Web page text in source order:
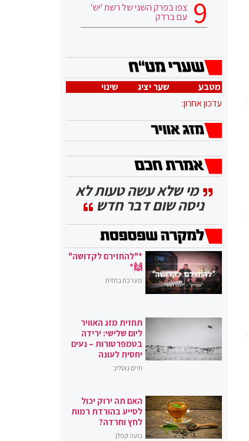
צפו בפרק השני של רשת 'יש'
עם ברדק
מטבע שער יציג
שינוי
עדכון אחרון:
מי שלא עשה טעות לא
ניסה שום דבר חדש
*"להחזירם לקדושה"
🙌*
מערכת בחזית
תחזית מזג האוויר
ליום שלישי: ירידה
בטמפרטורות – נעים
יחסית לעונה
חיים גוטליב
האם תה ירוק יכול
לסייע בהורדת רמות
לחץ וחרדה?
נועה קפלן